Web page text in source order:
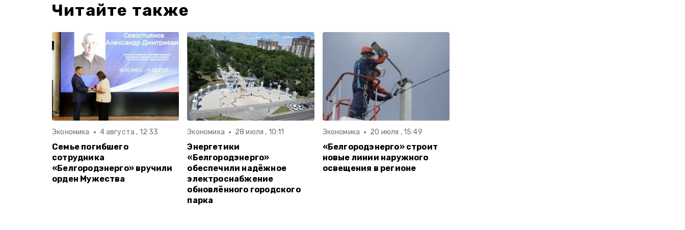
Читайте также
Экономика 4 августа , 12:33
Семье погибшего
сотрудника
«Белгородэнерго» вручили
орден Мужества
Экономика 28 июля , 10:11
Энергетики
«Белгородэнерго»
обеспечили надёжное
электроснабжение
обновлённого городского
парка
Экономика 20 июля , 15:49
«Белгородэнерго» строит
новые линии наружного
освещения в регионе